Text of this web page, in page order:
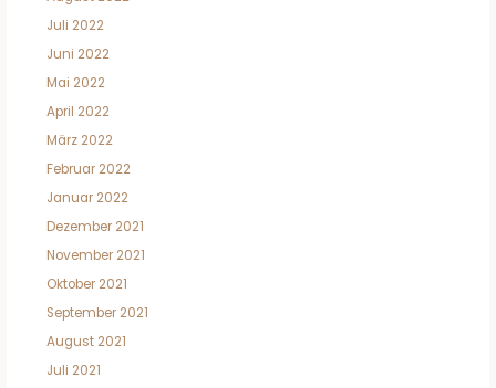
Juli 2022
Juni 2022
Mai 2022
April 2022
März 2022
Februar 2022
Januar 2022
Dezember 2021
November 2021
Oktober 2021
September 2021
August 2021
Juli 2021